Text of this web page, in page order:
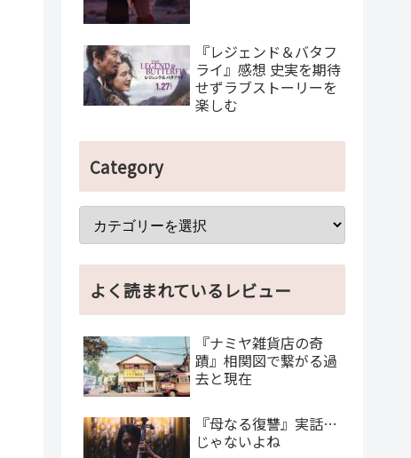
『レジェンド＆バタフ
ライ』感想 史実を期待
せずラブストーリーを
楽しむ
Category
よく読まれているレビュー
『ナミヤ雑貨店の奇
蹟』相関図で繋がる過
去と現在
『母なる復讐』実話…
じゃないよね